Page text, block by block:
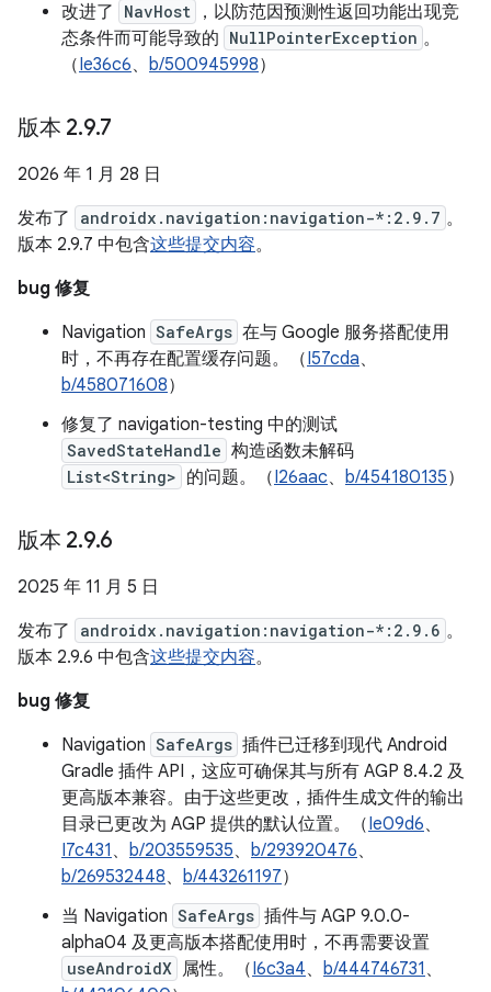
改进了
NavHost
，以防范因预测性返回功能出现竞
态条件而可能导致的 NullPointerException 。
（Ie36c6、 b/500945998）
版本 2.9.7
2026 年 1 月 28 日
发布了
androidx.navigation:navigation-*:2.9.7 。
版本 2.9.7 中包含这些提交内容。
bug 修复
Navigation SafeArgs 在与 Google 服务搭配使用
时，不再存在配置缓存问题。（I57cda、
b/458071608）
修复了 navigation-testing 中的测试
SavedStateHandle 构造函数未解码
List<String> 的问题。（I26aac、 b/454180135）
版本 2.9.6
2025 年 11 月 5 日
发布了
androidx.navigation:navigation-*:2.9.6 。
版本 2.9.6 中包含这些提交内容。
bug 修复
Navigation SafeArgs 插件已迁移到现代 Android
Gradle 插件 API，这应可确保其与所有 AGP 8.4.2 及
更高版本兼容。由于这些更改，插件生成文件的输出
目录已更改为 AGP 提供的默认位置。（Ie09d6、
I7c431 、 b/203559535、 b/293920476、
b/269532448、 b/443261197）
当 Navigation SafeArgs 插件与 AGP 9.0.0-
alpha04 及更高版本搭配使用时，不再需要设置
useAndroidX 属性。（I6c3a4、 b/444746731 、